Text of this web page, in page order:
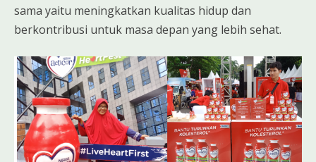
sama yaitu meningkatkan kualitas hidup dan
berkontribusi untuk masa depan yang lebih sehat.